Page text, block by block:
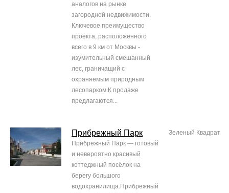
аналогов на рынке
загородной недвижимости.
Ключевое преимущество
проекта, расположенного
всего в 9 км от Москвы -
изумительный смешанный
лес, граничащий с
охраняемым природным
лесопарком.К продаже
предлагаются...
Прибрежный Парк
Прибрежный Парк — готовый
и невероятно красивый
коттеджный посёлок на
берегу большого
водохранилища.Прибрежный
Зеленый Квадрат